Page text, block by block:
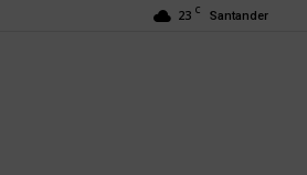
23 C Santander